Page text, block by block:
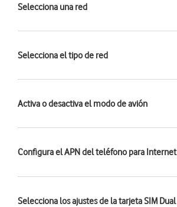
Selecciona una red
Selecciona el tipo de red
Activa o desactiva el modo de avión
Configura el APN del teléfono para Internet
Selecciona los ajustes de la tarjeta SIM Dual